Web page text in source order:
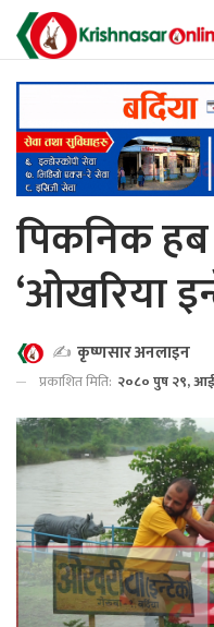
पिकनिक
‘ओखरिया
✍️ कृष्णसार अनलाइन
प्रकाशित मिति: २०८० पुष २९,